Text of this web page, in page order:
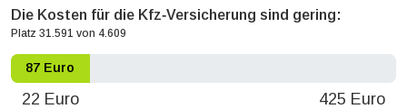
Die Kosten für die Kfz‐Versicherung sind gering:
Platz 31.591 von 4.609
87 Euro
22 Euro 425 Euro